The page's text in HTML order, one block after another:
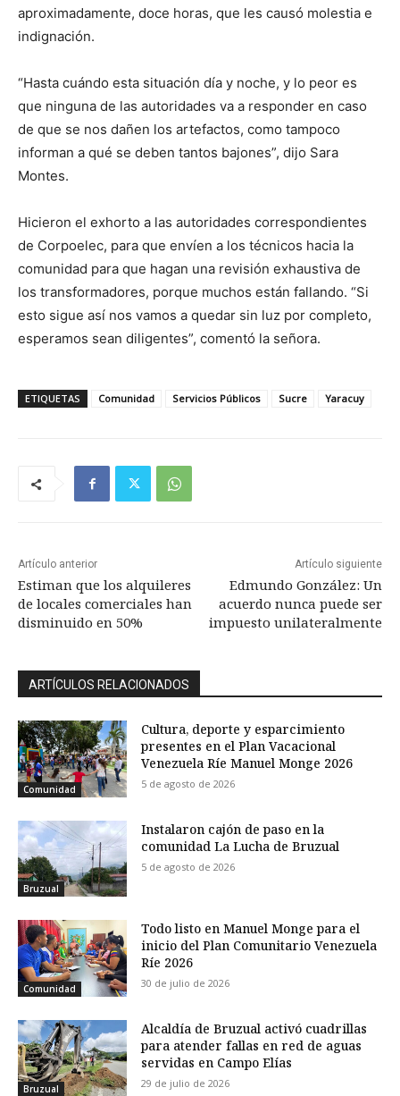
aproximadamente, doce horas, que les causó molestia e
indignación.
“Hasta cuándo esta situación día y noche, y lo peor es
que ninguna de las autoridades va a responder en caso
de que se nos dañen los artefactos, como tampoco
informan a qué se deben tantos bajones”, dijo Sara
Montes.
Hicieron el exhorto a las autoridades correspondientes
de Corpoelec, para que envíen a los técnicos hacia la
comunidad para que hagan una revisión exhaustiva de
los transformadores, porque muchos están fallando. “Si
esto sigue así nos vamos a quedar sin luz por completo,
esperamos sean diligentes”, comentó la señora.
ETIQUETAS Comunidad Servicios Públicos Sucre Yaracuy
Artículo anterior
Estiman que los alquileres
de locales comerciales han
disminuido en 50%
Artículo siguiente
Edmundo González: Un
acuerdo nunca puede ser
impuesto unilateralmente
ARTÍCULOS RELACIONADOS
Comunidad
Cultura, deporte y esparcimiento
presentes en el Plan Vacacional
Venezuela Ríe Manuel Monge 2026
5 de agosto de 2026
Bruzual
Instalaron cajón de paso en la
comunidad La Lucha de Bruzual
5 de agosto de 2026
Comunidad
Todo listo en Manuel Monge para el
inicio del Plan Comunitario Venezuela
Ríe 2026
30 de julio de 2026
Bruzual
Alcaldía de Bruzual activó cuadrillas
para atender fallas en red de aguas
servidas en Campo Elías
29 de julio de 2026